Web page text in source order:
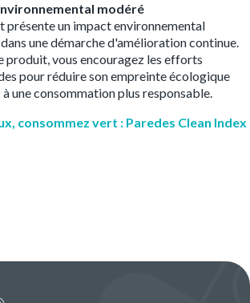
modéré
présente un impact environnemental
une démarche d'amélioration continue.
produit, vous encouragez les efforts
pour réduire son empreinte écologique
une consommation plus responsable.
consommez vert : Paredes Clean Index